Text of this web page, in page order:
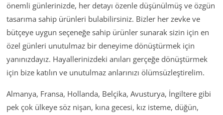
önemli günlerinizde, her detayı özenle düşünülmüş ve özgün
tasarıma sahip ürünleri bulabilirsiniz. Bizler her zevke ve
bütçeye uygun seçeneğe sahip ürünler sunarak sizin için en
özel günleri unutulmaz bir deneyime dönüştürmek için
yanınızdayız. Hayallerinizdeki anıları gerçeğe dönüştürmek
için bize katılın ve unutulmaz anlarınızı ölümsüzleştirelim.
Almanya, Fransa, Hollanda, Belçika, Avusturya, İngiltere gibi
pek çok ülkeye söz nişan, kına gecesi, kız isteme, düğün,